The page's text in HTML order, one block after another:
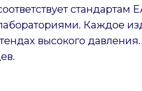
стандартам
Каждое
высокого